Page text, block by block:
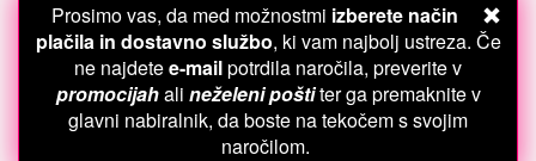
Prosimo vas, da med možnostmi izberete način
plačila in dostavno službo, ki vam najbolj ustreza. Če
ne najdetee-mailpotrdila naročila, preverite v
promocijahali neželeni poštiter ga premaknite v
glavni nabiralnik, da boste na tekočem s svojim
naročilom.